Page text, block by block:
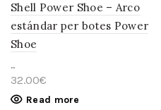
Shell Power Shoe – Arco
estándar per botes Power
Shoe
...
32.00€
Read more